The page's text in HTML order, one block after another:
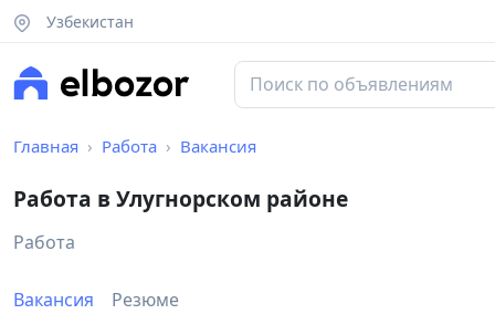
Узбекистан
Главная Работа Вакансия
Работа в Улугнорском районе
Работа
Вакансия Резюме